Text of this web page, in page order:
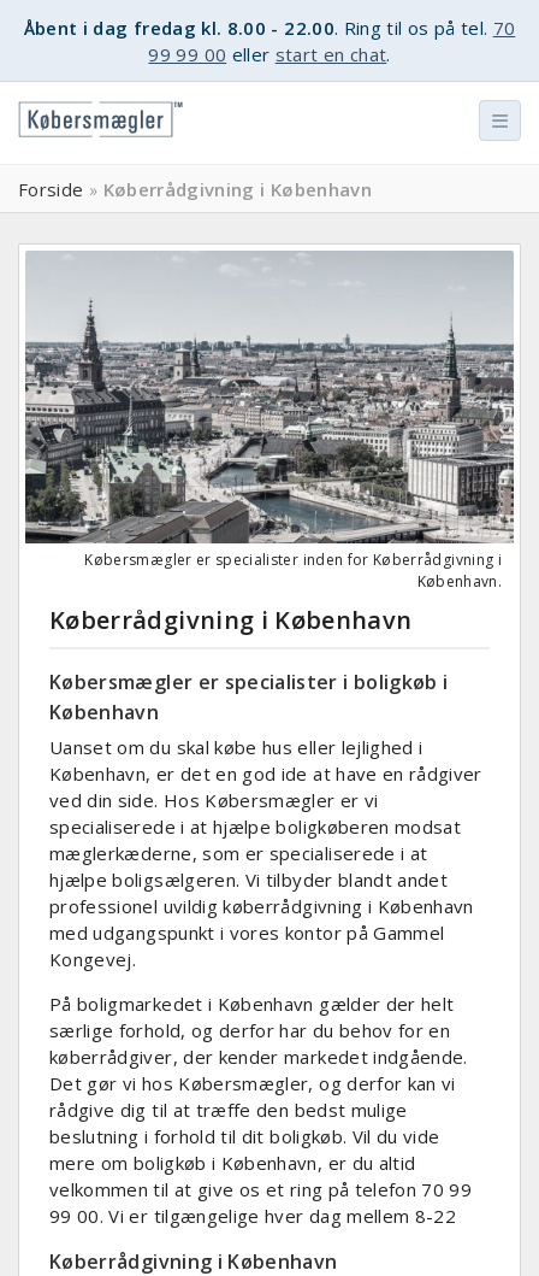
Åbent i dag fredag kl. 8.00 - 22.00. Ring til os på tel. 70
99 99 00 eller start en chat.
Forside » Køberrådgivning i København
Købersmægler er specialister inden for Køberrådgivning i
København.
Køberrådgivning i København
Købersmægler er specialister i boligkøb i
København
Uanset om du skal købe hus eller lejlighed i
København, er det en god ide at have en rådgiver
ved din side. Hos Købersmægler er vi
specialiserede i at hjælpe boligkøberen modsat
mæglerkæderne, som er specialiserede i at
hjælpe boligsælgeren. Vi tilbyder blandt andet
professionel uvildig køberrådgivning i København
med udgangspunkt i vores kontor på Gammel
Kongevej.
På boligmarkedet i København gælder der helt
særlige forhold, og derfor har du behov for en
køberrådgiver, der kender markedet indgående.
Det gør vi hos Købersmægler, og derfor kan vi
rådgive dig til at træffe den bedst mulige
beslutning i forhold til dit boligkøb. Vil du vide
mere om boligkøb i København, er du altid
velkommen til at give os et ring på telefon 70 99
99 00. Vi er tilgængelige hver dag mellem 8-22
Køberrådgivning i København